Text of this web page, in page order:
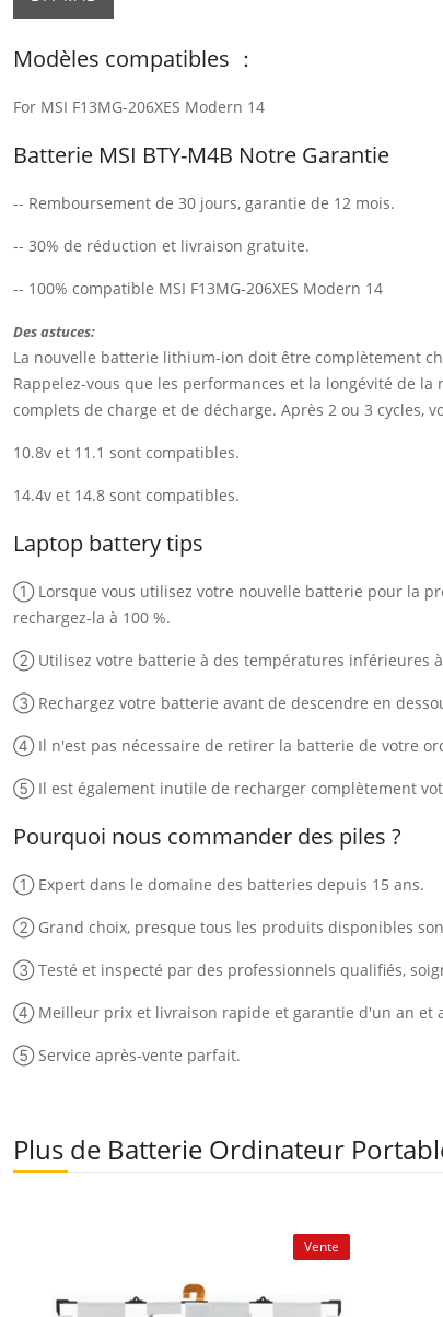
Modèles compatibles ：
For MSI F13MG-206XES Modern 14
Batterie MSI BTY-M4B Notre Garantie
-- Remboursement de 30 jours, garantie de 12 mois.
-- 30% de réduction et livraison gratuite.
-- 100% compatible MSI F13MG-206XES Modern 14
Des astuces:
La nouvelle batterie lithium-ion doit être complètement
Rappelez-vous que les performances et la longévité de
complets de charge et de décharge. Après 2 ou 3 cycles,
10.8v et 11.1 sont compatibles.
14.4v et 14.8 sont compatibles.
Laptop battery tips
① Lorsque vous utilisez votre nouvelle batterie pour la
rechargez-la à 100 %.
② Utilisez votre batterie à des températures inférieures à
③ Rechargez votre batterie avant de descendre en
④ Il n'est pas nécessaire de retirer la batterie de votre
⑤ Il est également inutile de recharger complètement
Pourquoi nous commander des piles ?
① Expert dans le domaine des batteries depuis 15 ans.
② Grand choix, presque tous les produits disponibles
③ Testé et inspecté par des professionnels qualifiés,
④ Meilleur prix et livraison rapide et garantie d'un an et
⑤ Service après-vente parfait.
Plus de Batterie Ordinateur
Vente